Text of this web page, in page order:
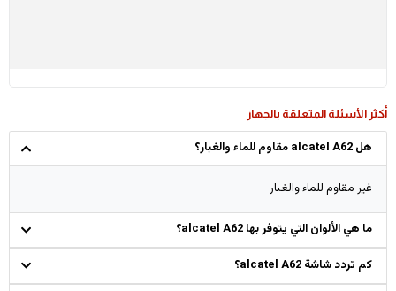
أكثر الأسئلة المتعلقة بالجهاز
هل alcatel A62 مقاوم للماء والغبار؟
غير مقاوم للماء والغبار
ما هي الألوان التي يتوفر بها alcatel A62؟
كم تردد شاشة alcatel A62؟